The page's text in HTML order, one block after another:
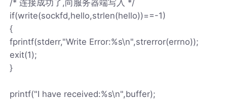
/* 连接成功了,向服务器端写入 */
if(write(sockfd,hello,strlen(hello))==-1)
{
fprintf(stderr,"Write Error:%s\n",strerror(errno));
exit(1);
}
printf("I have received:%s\n",buffer);